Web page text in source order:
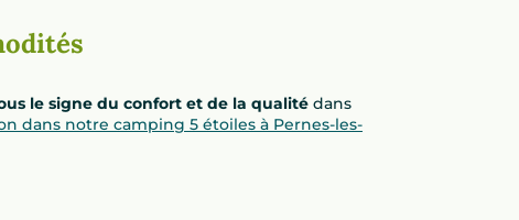
le signe du confort et de la qualité dans
dans notre camping 5 étoiles à Pernes-les-